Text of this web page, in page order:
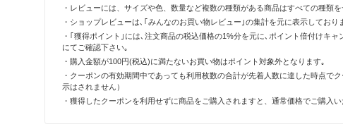
・レビューには、サイズや色、数量など複数の種類がある商品はすべての種類
・ショップレビューは､｢みんなのお買い物レビュー｣の集計を元に表示してお
・｢獲得ポイント｣には､注文商品の税込価格の1%分を元に､ポイント倍付けキ
にてご確認下さい｡
・購入金額が100円(税込)に満たないお買い物はポイント対象外となります｡
・クーポンの有効期間中であっても利用枚数の合計が先着人数に達した時点
示はされません）
・獲得したクーポンを利用せずに商品をご購入されますと、通常価格でご購入